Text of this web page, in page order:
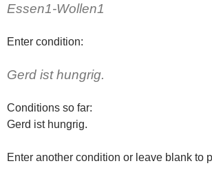
Essen1-Wollen1
Enter condition:
Gerd ist hungrig.
Conditions so far:
Gerd ist hungrig.
Enter another condition or leave blank to